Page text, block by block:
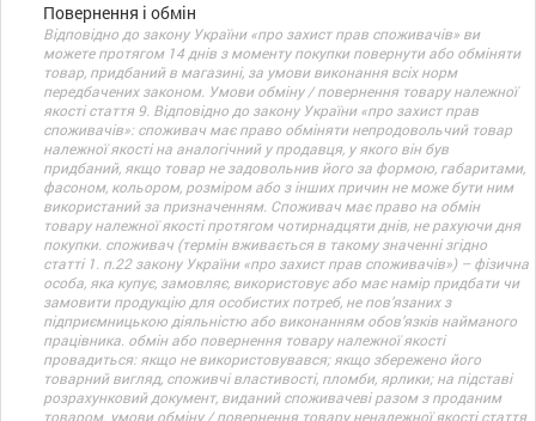
Повернення і обмін
Відповідно до закону України «про захист прав споживачів» ви
можете протягом 14 днів з моменту покупки повернути або обміняти
товар, придбаний в магазині, за умови виконання всіх норм
передбачених законом. Умови обміну / повернення товару належної
якості стаття 9. Відповідно до закону України «про захист прав
споживачів»: споживач має право обміняти непродовольчий товар
належної якості на аналогічний у продавця, у якого він був
придбаний, якщо товар не задовольнив його за формою, габаритами,
фасоном, кольором, розміром або з інших причин не може бути ним
використаний за призначенням. Споживач має право на обмін
товару належної якості протягом чотирнадцяти днів, не рахуючи дня
покупки. споживач (термін вживається в такому значенні згідно
статті 1. п.22 закону України «про захист прав споживачів») – фізична
особа, яка купує, замовляє, використовує або має намір придбати чи
замовити продукцію для особистих потреб, не пов’язаних з
підприємницькою діяльністю або виконанням обов’язків найманого
працівника. обмін або повернення товару належної якості
провадиться: якщо не використовувався; якщо збережено його
товарний вигляд, споживчі властивості, пломби, ярлики; на підставі
розрахунковий документ, виданий споживачеві разом з проданим
товаром. умови обміну / повернення товару неналежної якості стаття